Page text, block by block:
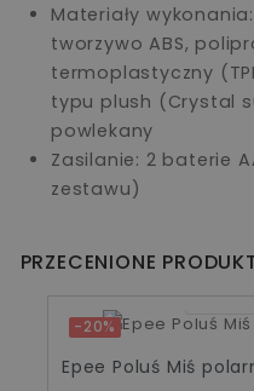
Materiały
tworzywo ABS,
termoplastyczny
typu plush (Crystal
powlekany
Zasilanie: 2 baterie
zestawu)
PRZECENIONE
-20%
Epee Poluś Miś